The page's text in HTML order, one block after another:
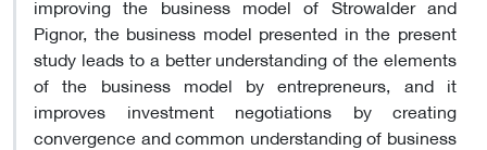
Pignor, the business model presented in the present
study leads to a better understanding of the elements
of the business model by entrepreneurs, and it
improves investment negotiations by creating
convergence and common understanding of business